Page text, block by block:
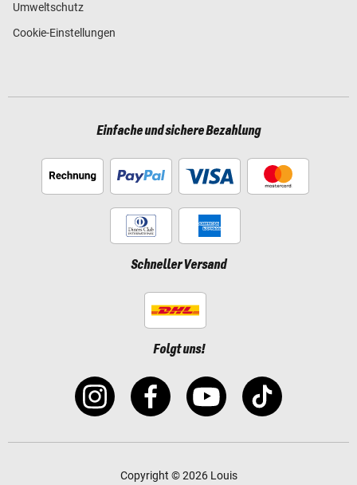
Umweltschutz
Cookie-Einstellungen
Einfache und sichere Bezahlung
Schneller Versand
Folgt uns!
Copyright © 2026 Louis